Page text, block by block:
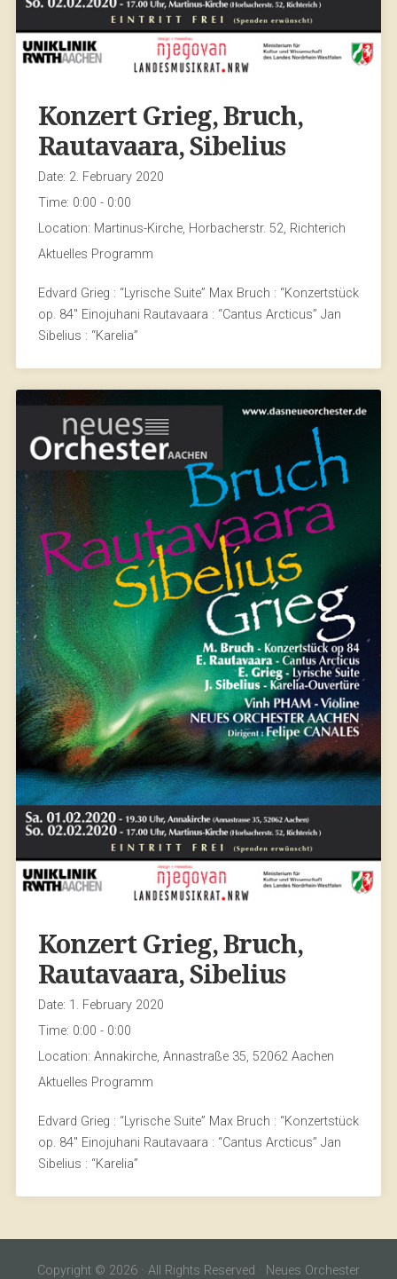
Konzert Grieg, Bruch,
Rautavaara, Sibelius
Date: 2. February 2020
Time: 0:00 - 0:00
Location: Martinus-Kirche, Horbacherstr. 52, Richterich
Aktuelles Programm
Edvard Grieg : “Lyrische Suite” Max Bruch : “Konzertstück
op. 84″ Einojuhani Rautavaara : “Cantus Arcticus” Jan
Sibelius : “Karelia”
Konzert Grieg, Bruch,
Rautavaara, Sibelius
Date: 1. February 2020
Time: 0:00 - 0:00
Location: Annakirche, Annastraße 35, 52062 Aachen
Aktuelles Programm
Edvard Grieg : “Lyrische Suite” Max Bruch : “Konzertstück
op. 84″ Einojuhani Rautavaara : “Cantus Arcticus” Jan
Sibelius : “Karelia”
Copyright © 2026 · All Rights Reserved · Neues Orchester